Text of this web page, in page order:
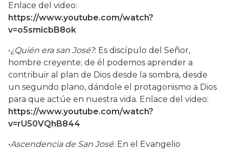
Enlace del video:
https://www.youtube.com/watch?
v=o5smicbB8ok
•¿Quién era san José?: Es discípulo del Señor,
hombre creyente; de él podemos aprender a
contribuir al plan de Dios desde la sombra, desde
un segundo plano, dándole el protagonismo a Dios
para que actúe en nuestra vida. Enlace del video:
https://www.youtube.com/watch?
v=rU50VQhB844
•Ascendencia de San José: En el Evangelio